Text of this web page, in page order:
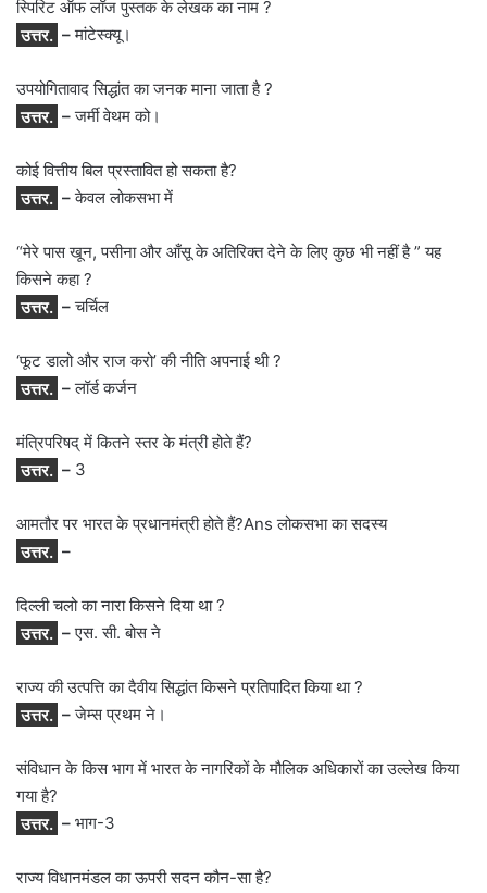
स्पिरिट ऑफ लॉज पुस्तक के लेखक का नाम ?
उत्तर. –मांटेस्क्यू।
उपयोगितावाद सिद्धांत का जनक माना जाता है ?
उत्तर. –जर्मी वेथम को।
कोई वित्तीय बिल प्रस्तावित हो सकता है?
उत्तर. –केवल लोकसभा में
“मेरे पास खून, पसीना और आँसू के अतिरिक्त देने के लिए कुछ भी नहीं है ” यह
किसने कहा ?
उत्तर. –चर्चिल
‘फूट डालो और राज करो’ की नीति अपनाई थी ?
उत्तर. –लॉर्ड कर्जन
मंत्रिपरिषद् में कितने स्तर के मंत्री होते हैं?
उत्तर. – 3
आमतौर पर भारत के प्रधानमंत्री होते हैं?Ans लोकसभा का सदस्य
उत्तर. –
दिल्ली चलो का नारा किसने दिया था ?
उत्तर. –एस. सी. बोस ने
राज्य की उत्पत्ति का दैवीय सिद्धांत किसने प्रतिपादित किया था ?
उत्तर. –जेम्स प्रथम ने।
संविधान के किस भाग में भारत के नागरिकों के मौलिक अधिकारों का उल्लेख किया
गया है?
उत्तर. – भाग-3
राज्य विधानमंडल का ऊपरी सदन कौन-सा है?